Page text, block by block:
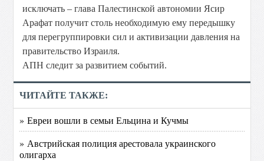
исключать – глава Палестинской автономии Ясир
Арафат получит столь необходимую ему передышку
для перегруппировки сил и активизации давления на
правительство Израиля.
АПН следит за развитием событий.
ЧИТАЙТЕ ТАКЖЕ:
» Евреи вошли в семьи Ельцина и Кучмы
» Австрийская полиция арестовала украинского
олигарха